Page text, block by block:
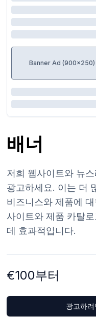
Banner Ad (900x250)
배너
저희 웹사이트와 뉴
광고하세요. 이는 더
비즈니스와 제품에
사이트와 제품 카탈
데 효과적입니다.
€100부터
광고하